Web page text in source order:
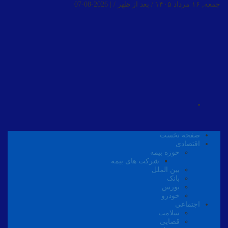
جمعه, ۱۶ مرداد ۱۴۰۵ / بعد از ظهر / 2026-08-07
صفحه نخست
اقتصادی
حوزه بیمه
شرکت های بیمه
بین الملل
بانک
بورس
خودرو
اجتماعی
سلامت
قضایی